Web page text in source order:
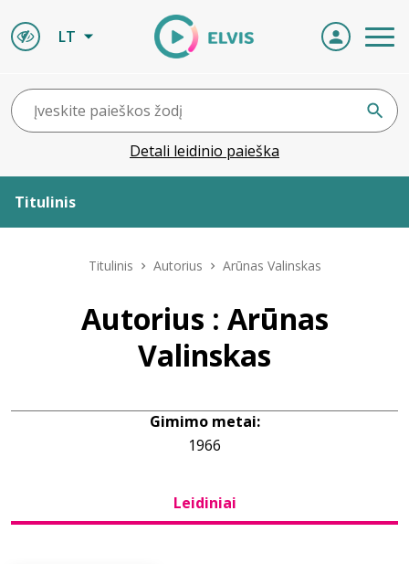
LT
Detali leidinio paieška
Titulinis
Naujienos
Titulinis Autorius Arūnas Valinskas
Autorius : Arūnas
Valinskas
Gimimo metai:
1966
Leidiniai